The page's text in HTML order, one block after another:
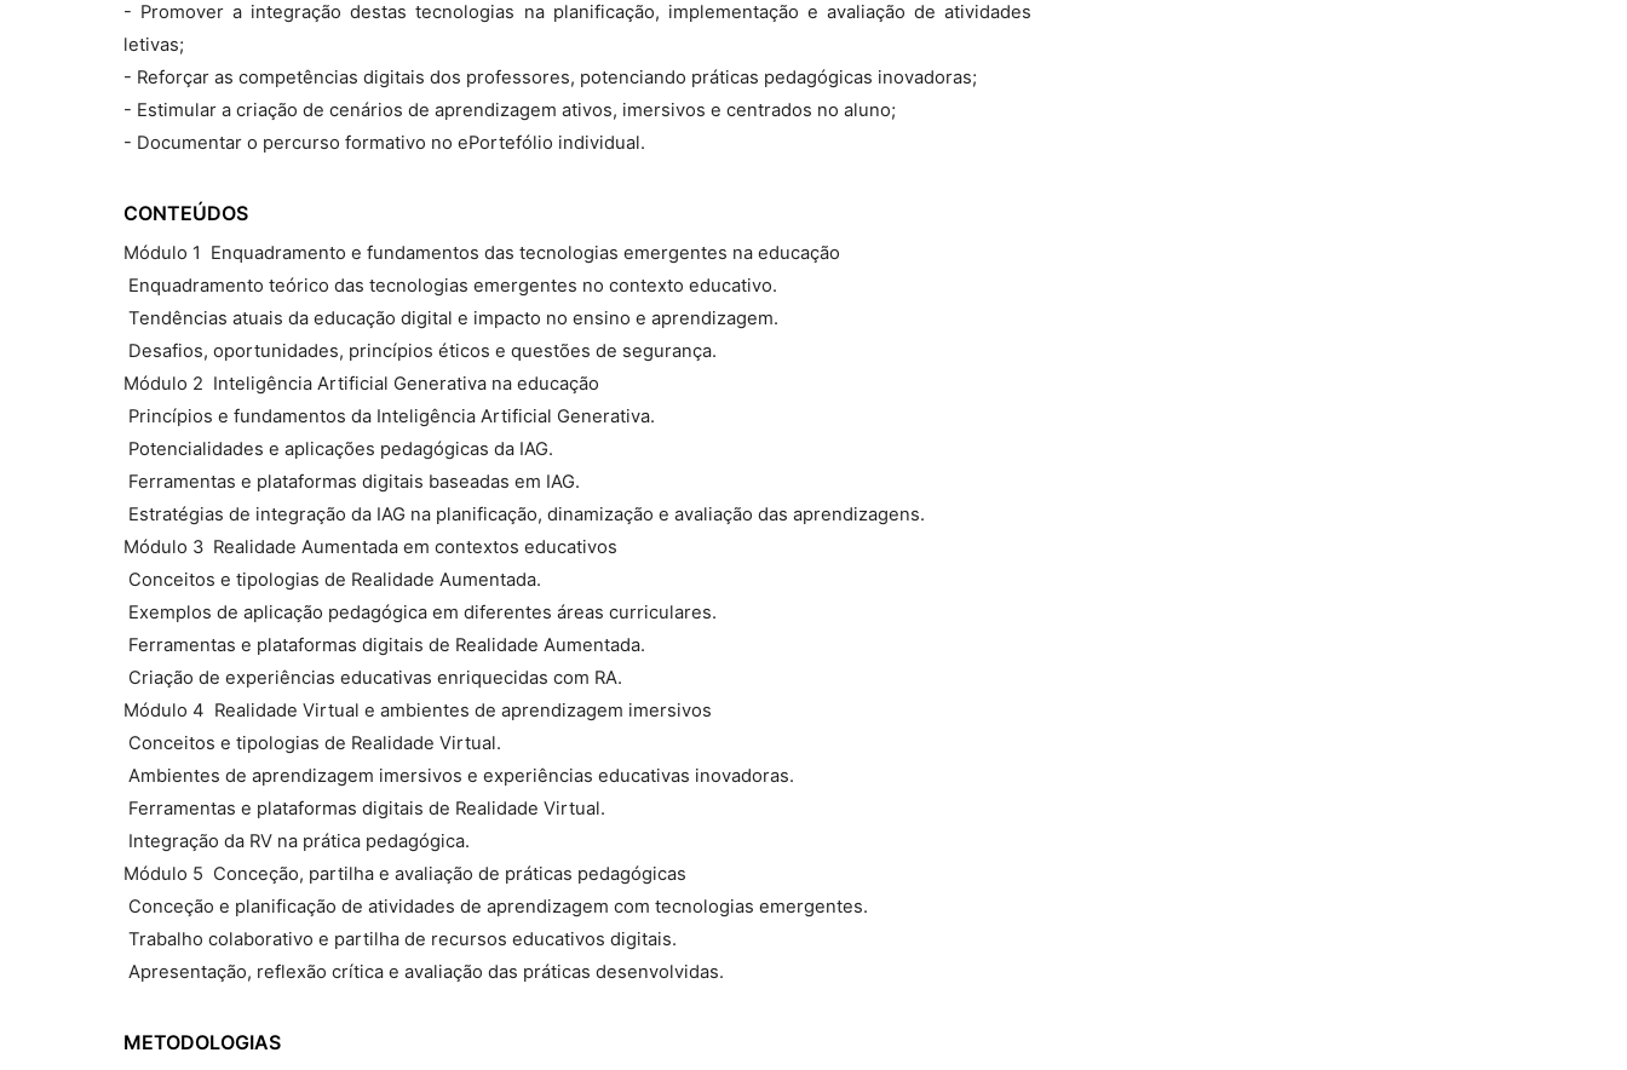
- Promover a integração destas tecnologias na planificação, implementação e avaliação de atividades
letivas;
- Reforçar as competências digitais dos professores, potenciando práticas pedagógicas inovadoras;
- Estimular a criação de cenários de aprendizagem ativos, imersivos e centrados no aluno;
- Documentar o percurso formativo no ePortefólio individual.
CONTEÚDOS
Módulo 1  Enquadramento e fundamentos das tecnologias emergentes na educação
 Enquadramento teórico das tecnologias emergentes no contexto educativo.
 Tendências atuais da educação digital e impacto no ensino e aprendizagem.
 Desafios, oportunidades, princípios éticos e questões de segurança.
Módulo 2  Inteligência Artificial Generativa na educação
 Princípios e fundamentos da Inteligência Artificial Generativa.
 Potencialidades e aplicações pedagógicas da IAG.
 Ferramentas e plataformas digitais baseadas em IAG.
 Estratégias de integração da IAG na planificação, dinamização e avaliação das aprendizagens.
Módulo 3  Realidade Aumentada em contextos educativos
 Conceitos e tipologias de Realidade Aumentada.
 Exemplos de aplicação pedagógica em diferentes áreas curriculares.
 Ferramentas e plataformas digitais de Realidade Aumentada.
 Criação de experiências educativas enriquecidas com RA.
Módulo 4  Realidade Virtual e ambientes de aprendizagem imersivos
 Conceitos e tipologias de Realidade Virtual.
 Ambientes de aprendizagem imersivos e experiências educativas inovadoras.
 Ferramentas e plataformas digitais de Realidade Virtual.
 Integração da RV na prática pedagógica.
Módulo 5  Conceção, partilha e avaliação de práticas pedagógicas
 Conceção e planificação de atividades de aprendizagem com tecnologias emergentes.
 Trabalho colaborativo e partilha de recursos educativos digitais.
 Apresentação, reflexão crítica e avaliação das práticas desenvolvidas.
METODOLOGIAS